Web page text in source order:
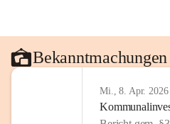
Bekanntmachungen
Mi., 8. Apr. 2026